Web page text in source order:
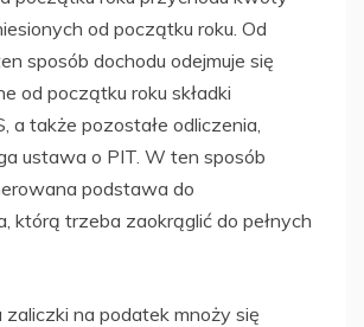
od początku roku. Od
sposób dochodu odejmuje się
od początku roku składki
a także pozostałe odliczenia,
ustawa o PIT. W ten sposób
podstawa do
którą trzeba zaokrąglić do pełnych
zaliczki na podatek mnoży się